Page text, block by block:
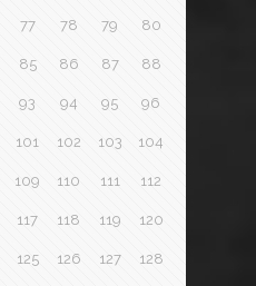
77 78 79 80
85 86 87 88
93 94 95 96
101 102 103 104
109 110 111 112
117 118 119 120
125 126 127 128